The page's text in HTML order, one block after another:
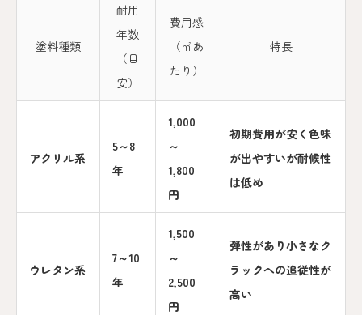
塗料種類
耐用
年数
（目
安）
費用感
（㎡あ
たり）
特長
アクリル系
5～8
年
1,000
～
1,800
円
初期費用が安く色味
が出やすいが耐候性
は低め
ウレタン系
7～10
年
1,500
～
2,500
円
弾性があり小さなク
ラックへの追従性が
高い